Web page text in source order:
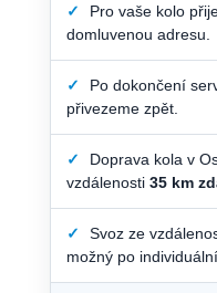
✓
Pro vaše kolo
domluvenou adresu.
✓
Po dokončení
přivezeme zpět.
✓
Doprava kola v
vzdálenosti 35 km
✓ Svoz ze
možný po